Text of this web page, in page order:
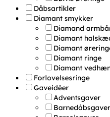
Dåbsartikler
Diamant smykker
Diamand
Diamant
Diamant
Diamant ringe
Diamant
Forlovelsesringe
Gaveidéer
Adventsgaver
Barnedåbsgaver